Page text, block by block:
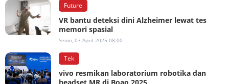
Future
VR bantu deteksi dini Alzheimer lewat tes
memori spasial
Senin, 07 April 2025 08:00
Tek
vivo resmikan laboratorium robotika dan